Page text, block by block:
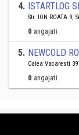
4. ISTARTLOG
Str. ION ROATA 9,
0 angajati
5. NEWCOLD
Calea Vacaresti
0 angajati